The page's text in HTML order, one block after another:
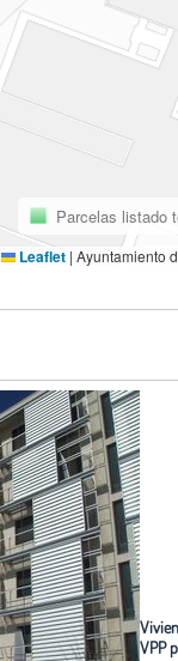
Parcelas listado
Leaflet | Ayuntamiento
VPP